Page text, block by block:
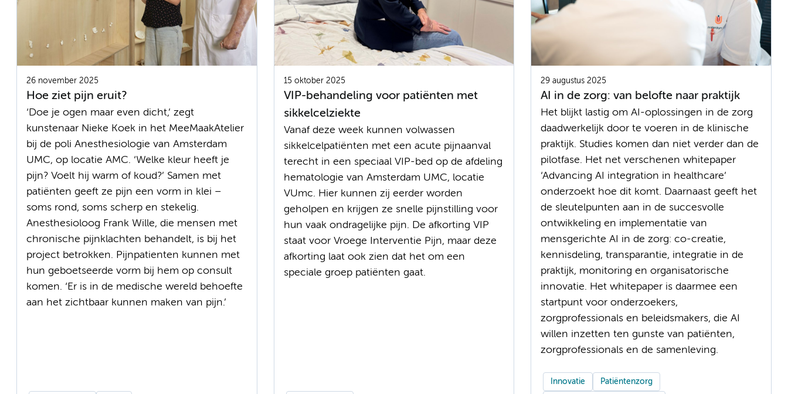
26 november 2025
Hoe ziet pijn eruit?
‘Doe je ogen maar even dicht,’ zegt
kunstenaar Nieke Koek in het MeeMaakAtelier
bij de poli Anesthesiologie van Amsterdam
UMC, op locatie AMC. ‘Welke kleur heeft je
pijn? Voelt hij warm of koud?’ Samen met
patiënten geeft ze pijn een vorm in klei –
soms rond, soms scherp en stekelig.
Anesthesioloog Frank Wille, die mensen met
chronische pijnklachten behandelt, is bij het
project betrokken. Pijnpatienten kunnen met
hun geboetseerde vorm bij hem op consult
komen. ‘Er is in de medische wereld behoefte
aan het zichtbaar kunnen maken van pijn.’
15 oktober 2025
VIP-behandeling voor patiënten met
sikkelcelziekte
Vanaf deze week kunnen volwassen
sikkelcelpatiënten met een acute pijnaanval
terecht in een speciaal VIP-bed op de afdeling
hematologie van Amsterdam UMC, locatie
VUmc. Hier kunnen zij eerder worden
geholpen en krijgen ze snelle pijnstilling voor
hun vaak ondragelijke pijn. De afkorting VIP
staat voor Vroege Interventie Pijn, maar deze
afkorting laat ook zien dat het om een
speciale groep patiënten gaat.
29 augustus 2025
AI in de zorg: van belofte naar praktijk
Het blijkt lastig om AI-oplossingen in de zorg
daadwerkelijk door te voeren in de klinische
praktijk. Studies komen dan niet verder dan de
pilotfase. Het net verschenen whitepaper
‘Advancing AI integration in healthcare’
onderzoekt hoe dit komt. Daarnaast geeft het
de sleutelpunten aan in de succesvolle
ontwikkeling en implementatie van
mensgerichte AI in de zorg: co-creatie,
kennisdeling, transparantie, integratie in de
praktijk, monitoring en organisatorische
innovatie. Het whitepaper is daarmee een
startpunt voor onderzoekers,
zorgprofessionals en beleidsmakers, die AI
willen inzetten ten gunste van patiënten,
zorgprofessionals en de samenleving.
Innovatie Patiëntenzorg